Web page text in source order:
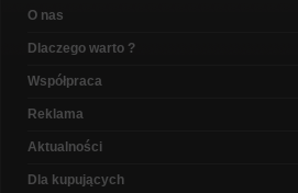
O nas
Dlaczego warto ?
Współpraca
Reklama
Aktualności
Dla kupujących